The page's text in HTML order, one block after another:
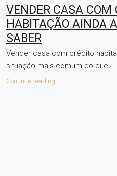
VENDER CASA COM
HABITAÇÃO AINDA
SABER
Vender casa com crédito
situação mais comum do que...
Continue reading